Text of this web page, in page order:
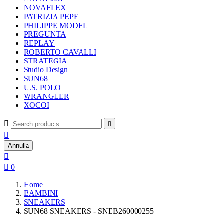
NOVAFLEX
PATRIZIA PEPE
PHILIPPE MODEL
PREGUNTA
REPLAY
ROBERTO CAVALLI
STRATEGIA
Studio Design
SUN68
U.S. POLO
WRANGLER
XOCOI
 

Annulla

 0
Home
BAMBINI
SNEAKERS
SUN68 SNEAKERS - SNEB260000255